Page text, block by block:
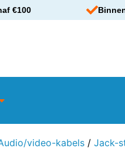
€100
video-kabels / Jack-